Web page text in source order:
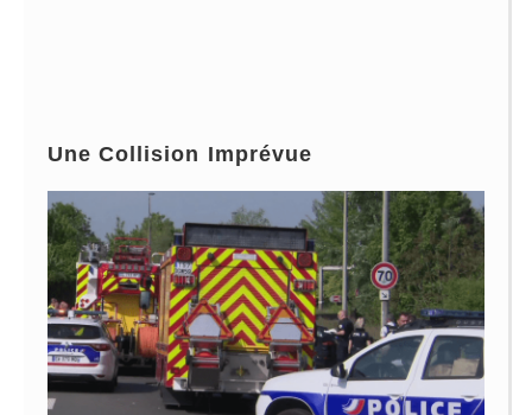
Une Collision Imprévue